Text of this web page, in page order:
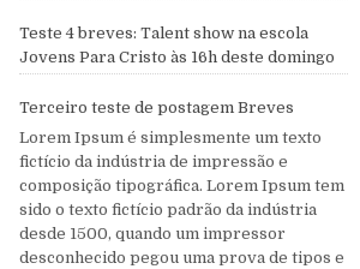
Teste 4 breves: Talent show na escola
Jovens Para Cristo às 16h deste domingo
Terceiro teste de postagem Breves
Lorem Ipsum é simplesmente um texto
fictício da indústria de impressão e
composição tipográfica. Lorem Ipsum tem
sido o texto fictício padrão da indústria
desde 1500, quando um impressor
desconhecido pegou uma prova de tipos e